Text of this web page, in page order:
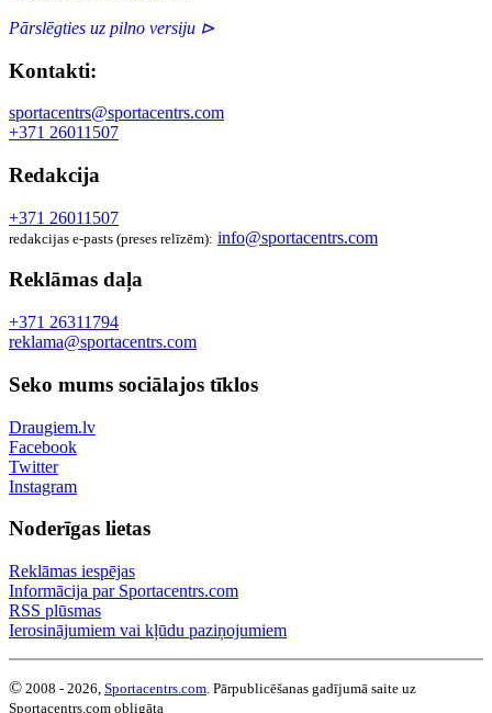
Pārslēgties uz pilno versiju ⊳
Kontakti:
sportacentrs@sportacentrs.com
+371 26011507
Redakcija
+371 26011507
redakcijas e-pasts (preses relīzēm): info@sportacentrs.com
Reklāmas daļa
+371 26311794
reklama@sportacentrs.com
Seko mums sociālajos tīklos
Draugiem.lv
Facebook
Twitter
Instagram
Noderīgas lietas
Reklāmas iespējas
Informācija par Sportacentrs.com
RSS plūsmas
Ierosinājumiem vai kļūdu paziņojumiem
© 2008 - 2026, Sportacentrs.com. Pārpublicēšanas gadījumā saite uz
Sportacentrs.com obligāta